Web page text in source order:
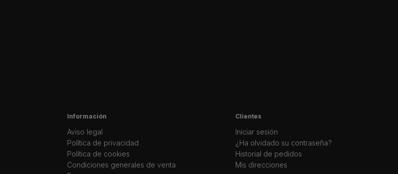
Información
Aviso legal
Política de privacidad
Política de cookies
Condiciones generales de venta
Clientes
Iniciar sesión
¿Ha olvidado su contraseña?
Historial de pedidos
Mis direcciones